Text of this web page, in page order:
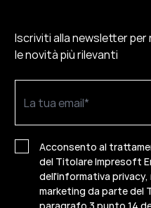
Iscriviti alla newsletter
le novità più rilevanti
Acconsento al
del Titolare Impresoft
dell'informativa
marketing da parte del